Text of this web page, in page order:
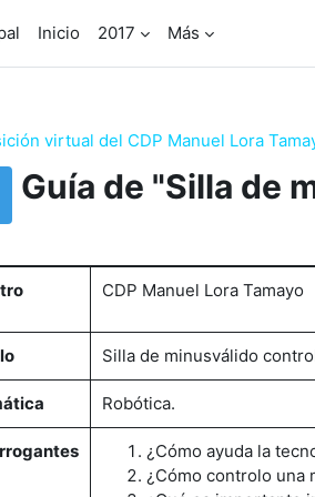
Inicio 2017 Más
virtual del CDP Manuel Lora
Guía de "Silla de
CDP Manuel Lora Tamayo
Silla de minusválido
Robótica.
¿Cómo ayuda la
¿Cómo controlo una